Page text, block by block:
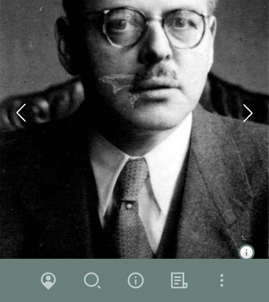
Zoom in
Zoom out
Karte Suche Über das ProjektHintergrund